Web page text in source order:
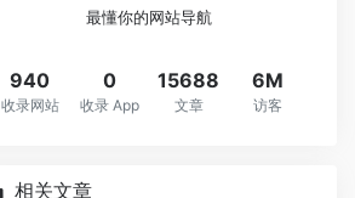
最懂你的网站导航
940
收录网站
0
收录 App
15688
文章
6M
访客
相关文章